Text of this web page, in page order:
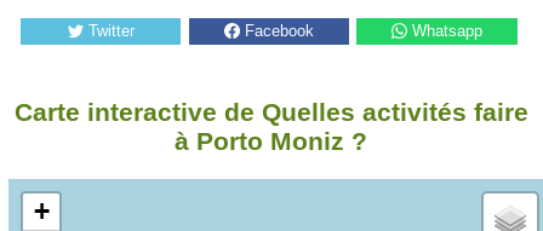
Twitter Facebook Whatsapp
Carte interactive de Quelles activités faire
à Porto Moniz ?
+